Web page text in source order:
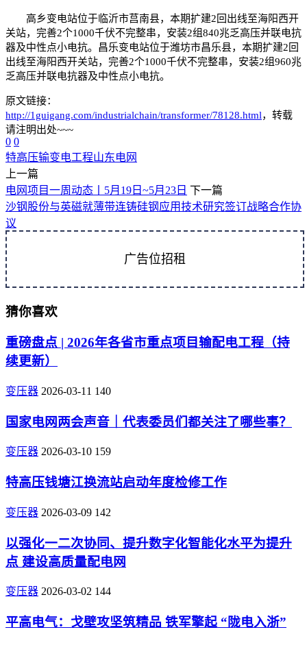
高乡变电站位于临沂市莒南县，本期扩建2回出线至海阳西开
关站，完善2个1000千伏不完整串，安装2组840兆乏高压并联电抗
器及中性点小电抗。昌乐变电站位于潍坊市昌乐县，本期扩建2回
出线至海阳西开关站，完善2个1000千伏不完整串，安装2组960兆
乏高压并联电抗器及中性点小电抗。
原文链接：
http://1guigang.com/industrialchain/transformer/78128.html，转载
请注明出处~~~
0 0
特高压输变电工程山东电网
上一篇
电网项目一周动态丨5月19日~5月23日 下一篇
沙钢股份与英磁就薄带连铸硅钢应用技术研究签订战略合作协
议
广告位招租
猜你喜欢
重磅盘点 | 2026年各省市重点项目输配电工程（持
续更新）
变压器 2026-03-11 140
国家电网两会声音｜代表委员们都关注了哪些事？
变压器 2026-03-10 159
特高压钱塘江换流站启动年度检修工作
变压器 2026-03-09 142
以强化一二次协同、提升数字化智能化水平为提升
点 建设高质量配电网
变压器 2026-03-02 144
平高电气：戈壁攻坚筑精品 铁军擎起 “陇电入浙”